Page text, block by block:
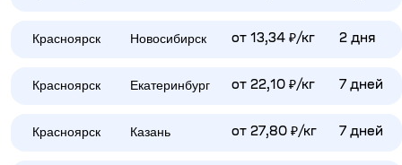
Красноярск Новосибирск от 13,34 ₽/кг 2 дня
Красноярск Екатеринбург от 22,10 ₽/кг 7 дней
Красноярск Казань от 27,80 ₽/кг 7 дней